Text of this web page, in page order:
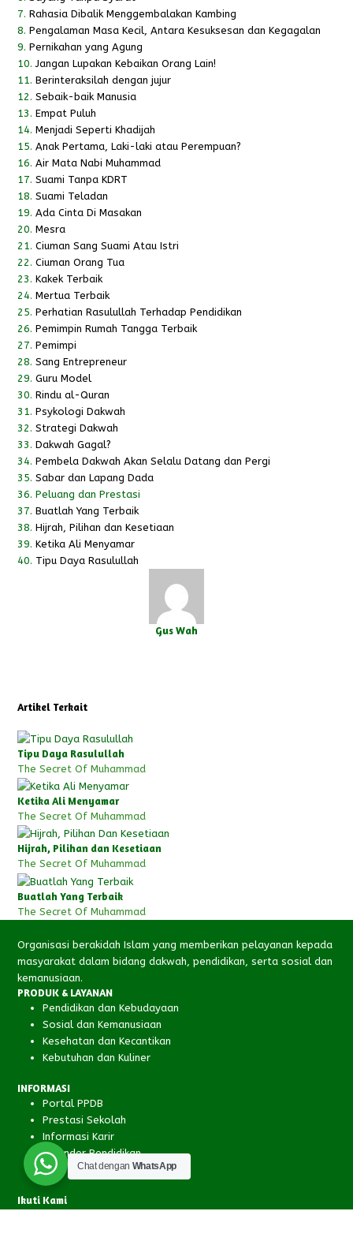
7. Rahasia Dibalik Menggembalakan Kambing
8. Pengalaman Masa Kecil, Antara Kesuksesan dan Kegagalan
9. Pernikahan yang Agung
10. Jangan Lupakan Kebaikan Orang Lain!
11. Berinteraksilah dengan jujur
12. Sebaik-baik Manusia
13. Empat Puluh
14. Menjadi Seperti Khadijah
15. Anak Pertama, Laki-laki atau Perempuan?
16. Air Mata Nabi Muhammad
17. Suami Tanpa KDRT
18. Suami Teladan
19. Ada Cinta Di Masakan
20. Mesra
21. Ciuman Sang Suami Atau Istri
22. Ciuman Orang Tua
23. Kakek Terbaik
24. Mertua Terbaik
25. Perhatian Rasulullah Terhadap Pendidikan
26. Pemimpin Rumah Tangga Terbaik
27. Pemimpi
28. Sang Entrepreneur
29. Guru Model
30. Rindu al-Quran
31. Psykologi Dakwah
32. Strategi Dakwah
33. Dakwah Gagal?
34. Pembela Dakwah Akan Selalu Datang dan Pergi
35. Sabar dan Lapang Dada
36. Peluang dan Prestasi
37. Buatlah Yang Terbaik
38. Hijrah, Pilihan dan Kesetiaan
39. Ketika Ali Menyamar
40. Tipu Daya Rasulullah
Gus Wah
Artikel Terkait
Tipu Daya Rasulullah
The Secret Of Muhammad
Ketika Ali Menyamar
The Secret Of Muhammad
Hijrah, Pilihan dan Kesetiaan
The Secret Of Muhammad
Buatlah Yang Terbaik
The Secret Of Muhammad
Organisasi berakidah Islam yang memberikan pelayanan kepada
masyarakat dalam bidang dakwah, pendidikan, serta sosial dan
kemanusiaan.
PRODUK & LAYANAN
Pendidikan dan Kebudayaan
Sosial dan Kemanusiaan
Kesehatan dan Kecantikan
Kebutuhan dan Kuliner
INFORMASI
Portal PPDB
Prestasi Sekolah
Informasi Karir
Kalender Pendidikan
Ikuti Kami
Chat dengan WhatsApp